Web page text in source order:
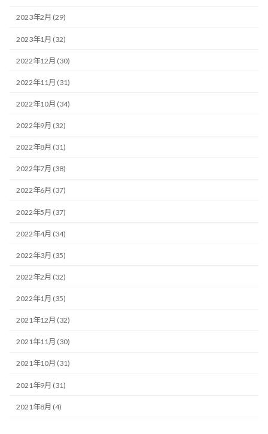
2023年2月 (29)
2023年1月 (32)
2022年12月 (30)
2022年11月 (31)
2022年10月 (34)
2022年9月 (32)
2022年8月 (31)
2022年7月 (38)
2022年6月 (37)
2022年5月 (37)
2022年4月 (34)
2022年3月 (35)
2022年2月 (32)
2022年1月 (35)
2021年12月 (32)
2021年11月 (30)
2021年10月 (31)
2021年9月 (31)
2021年8月 (4)